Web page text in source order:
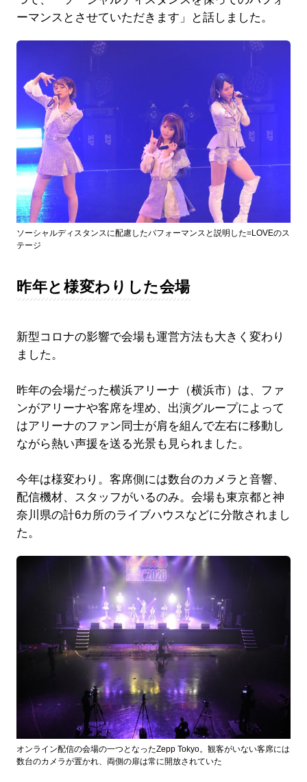
ーマンスとさせていただきます」と話しました。
ソーシャルディスタンスに配慮したパフォーマンスと説明した=LOVEのス
テージ
昨年と様変わりした会場
新型コロナの影響で会場も運営方法も大きく変わり
ました。
昨年の会場だった横浜アリーナ（横浜市）は、ファ
ンがアリーナや客席を埋め、出演グループによって
はアリーナのファン同士が肩を組んで左右に移動し
ながら熱い声援を送る光景も見られました。
今年は様変わり。客席側には数台のカメラと音響、
配信機材、スタッフがいるのみ。会場も東京都と神
奈川県の計6カ所のライブハウスなどに分散されまし
た。
オンライン配信の会場の一つとなったZepp Tokyo。観客がいない客席には
数台のカメラが置かれ、両側の扉は常に開放されていた